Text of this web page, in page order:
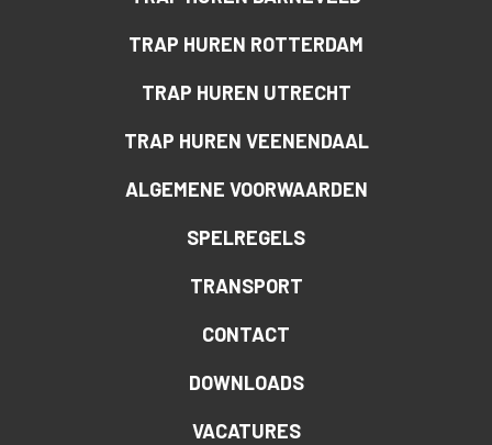
TRAP HUREN ROTTERDAM
TRAP HUREN UTRECHT
TRAP HUREN VEENENDAAL
ALGEMENE VOORWAARDEN
SPELREGELS
TRANSPORT
CONTACT
DOWNLOADS
VACATURES